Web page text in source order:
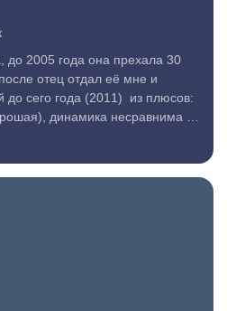
до 2005 года она прехала 30
до сего года (2011) из плюсов:
динамика несравнима с
да с некоторыми